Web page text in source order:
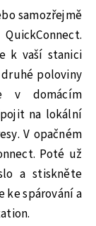
samozřejmě
k vaší stanici
poloviny
v domácím
na lokální
V opačném
Poté už
a stiskněte
spárování a